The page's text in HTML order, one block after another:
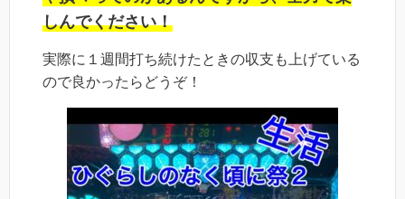
しんでください！
実際に１週間打ち続けたときの収支も上げている
ので良かったらどうぞ！